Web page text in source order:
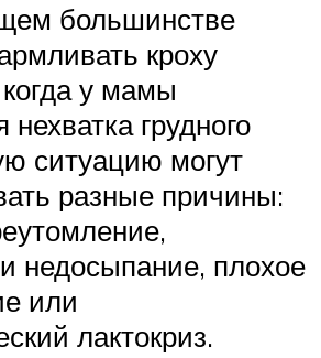
большинстве
кроху
у мамы
грудного
ситуацию могут
разные причины:
недосыпание, плохое
или
лактокриз.